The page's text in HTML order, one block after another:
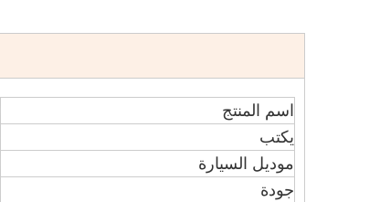
اسم المنتج
يكتب
موديل السيارة
جودة